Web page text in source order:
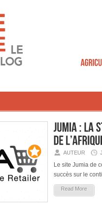
AUTEUR
Le site Jumia de
succès sur le
Read More